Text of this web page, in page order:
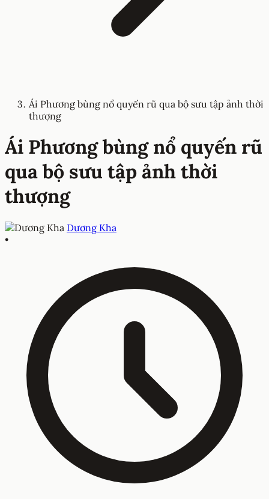
Ái Phương bùng nổ quyến rũ qua bộ sưu tập ảnh thời
thượng
Ái Phương bùng nổ quyến rũ
qua bộ sưu tập ảnh thời
thượng
Dương Kha
•